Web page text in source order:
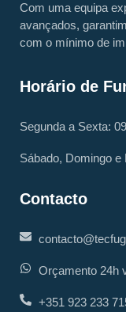
Com uma equipa
avançados,
com o mínimo de
Horário de
Segunda a Sexta:
Sábado, Domingo e
Contacto
Orçamento 24h
+351 923 233